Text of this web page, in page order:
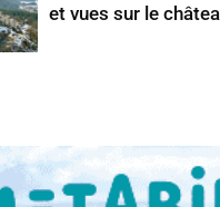
et vues sur le